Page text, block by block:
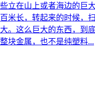
立在山上或者海边的巨
米长，转起来的时候，
。这么巨大的东西，到
块金属，也不是纯塑料...